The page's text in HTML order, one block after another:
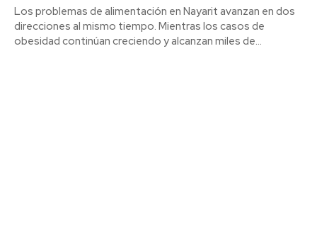
Los problemas de alimentación en Nayarit avanzan en dos
direcciones al mismo tiempo. Mientras los casos de
obesidad continúan creciendo y alcanzan miles de...